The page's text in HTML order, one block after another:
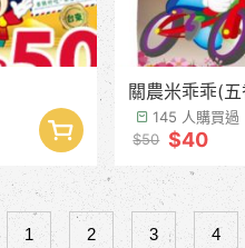
關農米乖乖(五
145 人購買過
$50 $40
1 2 3 4